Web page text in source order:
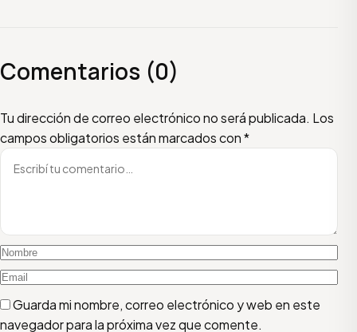
Comentarios (0)
Tu dirección de correo electrónico no será publicada. Los
campos obligatorios están marcados con*
Escribí tu comentario
Nombre
Email
Guarda mi nombre, correo electrónico y web en este
navegador para la próxima vez que comente.